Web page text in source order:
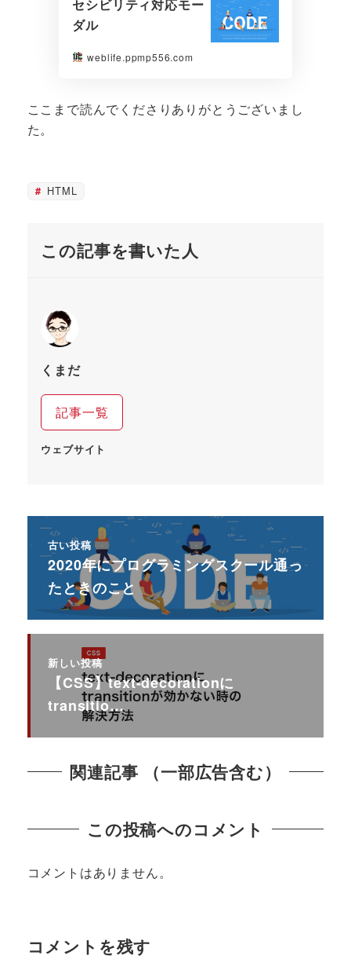
セシビリティ対応モー
ダル
weblife.ppmp556.com
ここまで読んでくださりありがとうございまし
た。
HTML
この記事を書いた人
くまだ
記事一覧
ウェブサイト
古い投稿
2020年にプログラミングスクール通っ
たときのこと
新しい投稿
【CSS】text-decorationに
transitio…
関連記事 （一部広告含む）
この投稿へのコメント
コメントはありません。
コメントを残す